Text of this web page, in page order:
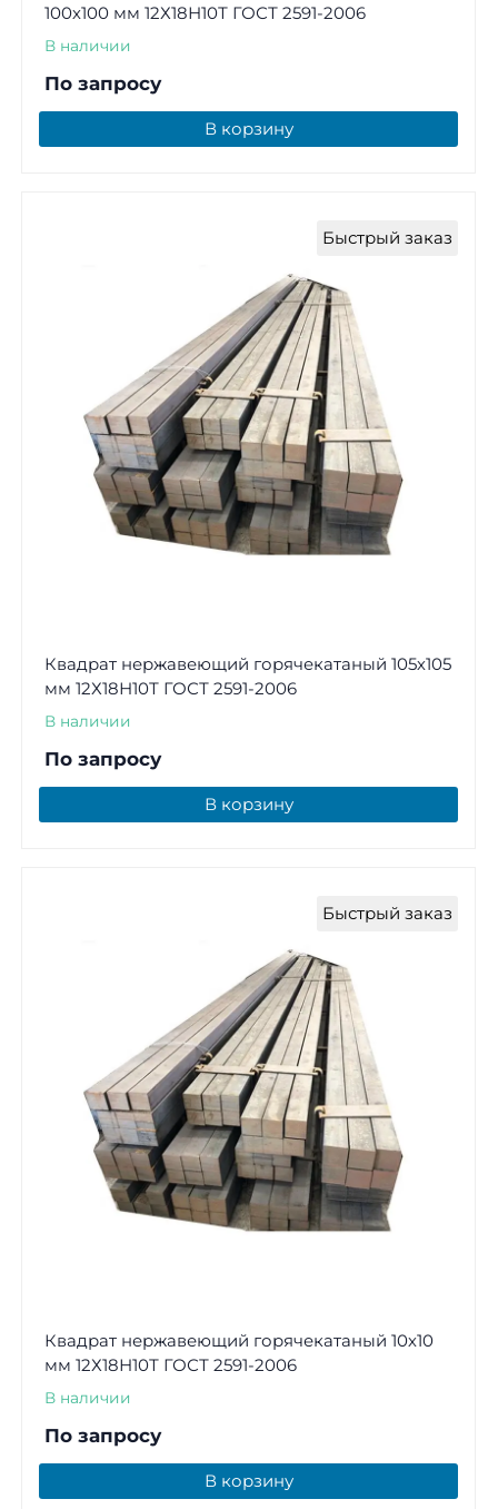
100х100 мм 12Х18Н10Т ГОСТ 2591-2006
В наличии
По запросу
В корзину
Быстрый заказ
Квадрат нержавеющий горячекатаный 105х105
мм 12Х18Н10Т ГОСТ 2591-2006
В наличии
По запросу
В корзину
Быстрый заказ
Квадрат нержавеющий горячекатаный 10х10
мм 12Х18Н10Т ГОСТ 2591-2006
В наличии
По запросу
В корзину